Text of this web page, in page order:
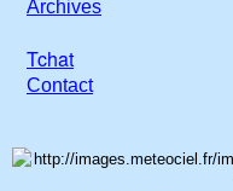
Archives
Tchat
Contact